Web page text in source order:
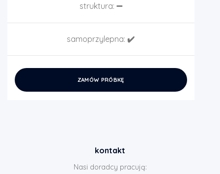
struktura: ➖
samoprzylepna: ✔️
ZAMÓW PRÓBKĘ
kontakt
Nasi doradcy pracują: